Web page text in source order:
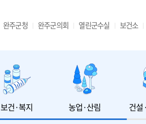
완주군청 완주군의회 열린군수실 보건소
보건·복지 농업·산림 건설